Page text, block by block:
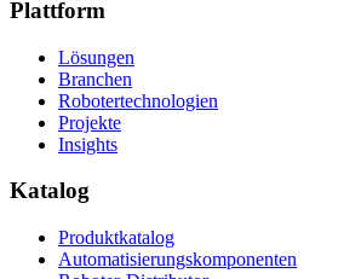
Plattform
Lösungen
Branchen
Robotertechnologien
Projekte
Insights
Katalog
Produktkatalog
Automatisierungskomponenten